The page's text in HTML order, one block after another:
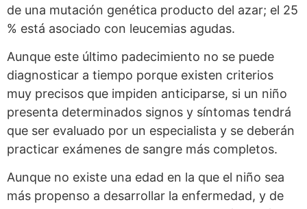
de una mutación genética producto del azar; el 25
% está asociado con leucemias agudas.
Aunque este último padecimiento no se puede
diagnosticar a tiempo porque existen criterios
muy precisos que impiden anticiparse, si un niño
presenta determinados signos y síntomas tendrá
que ser evaluado por un especialista y se deberán
practicar exámenes de sangre más completos.
Aunque no existe una edad en la que el niño sea
más propenso a desarrollar la enfermedad, y de